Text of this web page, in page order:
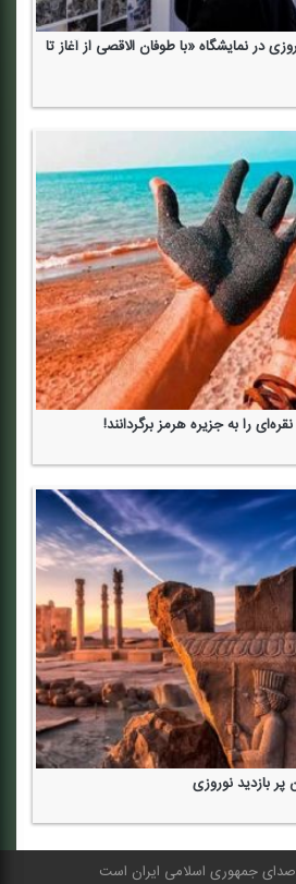
پیروزی در نمایشگاه «با طوفان الاقصی از آغاز تا
را به جزیره هرمز برگردانند!
بازدید نوروزی
جمهوری اسلامی ایران است